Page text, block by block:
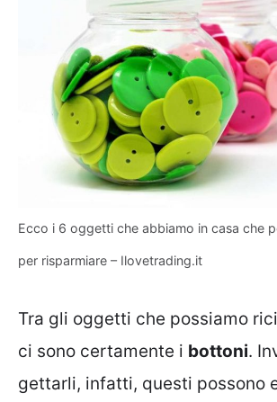
Ecco i 6 oggetti che abbiamo in casa che
per risparmiare – Ilovetrading.it
Tra gli oggetti che possiamo
ci sono certamente i bottoni.
gettarli, infatti, questi possono